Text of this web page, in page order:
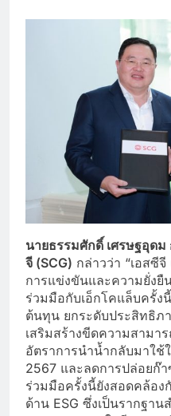
นายธรรมศักดิ์ เศรษฐอุด
จี (SCG) กล่าวว่า “เอสซี
การแข่งขันและความยั่งยื
ร่วมมือกับเอ็กโคแล็บครั้
ต้นทุน ยกระดับประสิทธิภ
เสริมสร้างขีดความสามา
อัตราการนำน้ำกลับมาใช้
2567 และลดการปล่อยก๊
ร่วมมือครั้งนี้ยังสอดคล้อง
ด้าน ESG ซึ่งเป็นรากฐา